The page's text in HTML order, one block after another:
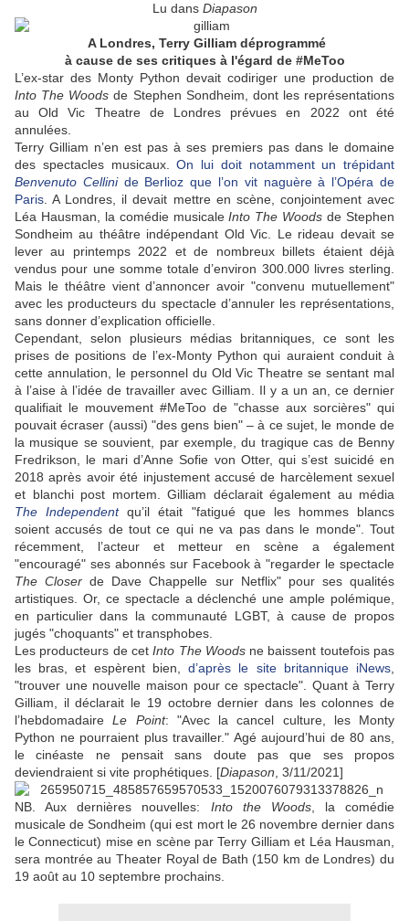
Lu dans Diapason
A Londres, Terry Gilliam déprogrammé
à cause de ses critiques à l'égard de #MeToo
L’ex-star des Monty Python devait codiriger une production de
Into The Woods de Stephen Sondheim, dont les représentations
au Old Vic Theatre de Londres prévues en 2022 ont été
annulées.
Terry Gilliam n’en est pas à ses premiers pas dans le domaine
des spectacles musicaux.On lui doit notamment un trépidant
Benvenuto Cellinide Berlioz que l’on vit naguère à l’Opéra de
Paris . A Londres, il devait mettre en scène, conjointement avec
Léa Hausman, la comédie musicaleInto The Woods de Stephen
Sondheim au théâtre indépendant Old Vic. Le rideau devait se
lever au printemps 2022 et de nombreux billets étaient déjà
vendus pour une somme totale d’environ 300.000 livres sterling.
Mais le théâtre vient d’annoncer avoir "convenu mutuellement"
avec les producteurs du spectacle d’annuler les représentations,
sans donner d’explication officielle.
Cependant, selon plusieurs médias britanniques, ce sont les
prises de positions de l’ex-Monty Python qui auraient conduit à
cette annulation, le personnel du Old Vic Theatre se sentant mal
à l’aise à l’idée de travailler avec Gilliam. Il y a un an, ce dernier
qualifiait le mouvement #MeToo de "chasse aux sorcières" qui
pouvait écraser (aussi) "des gens bien" – à ce sujet, le monde de
la musique se souvient, par exemple, du tragique cas de Benny
Fredrikson, le mari d’Anne Sofie von Otter, qui s’est suicidé en
2018 après avoir été injustement accusé de harcèlement sexuel
et blanchi post mortem. Gilliam déclarait également au média
The Independentqu’il était "fatigué que les hommes blancs
soient accusés de tout ce qui ne va pas dans le monde". Tout
récemment, l’acteur et metteur en scène a également
"encouragé" ses abonnés sur Facebook à "regarder le spectacle
The Closer de Dave Chappelle sur Netflix" pour ses qualités
artistiques. Or, ce spectacle a déclenché une ample polémique,
en particulier dans la communauté LGBT, à cause de propos
jugés "choquants" et transphobes.
Les producteurs de cetInto The Woodsne baissent toutefois pas
les bras, et espèrent bien,d’après le site britannique iNews
"trouver une nouvelle maison pour ce spectacle". Quant à Terry
Gilliam, il déclarait le 19 octobre dernier dans les colonnes de
l’hebdomadaireLe Point: "Avec la cancel culture, les Monty
Python ne pourraient plus travailler." Agé aujourd’hui de 80 ans,
le cinéaste ne pensait sans doute pas que ses propos
deviendraient si vite prophétiques. [Diapason , 3/11/2021]
NB. Aux dernières nouvelles: Into the Woods, la comédie
musicale de Sondheim (qui est mort le 26 novembre dernier dans
le Connecticut) mise en scène par Terry Gilliam et Léa Hausman,
sera montrée au Theater Royal de Bath (150 km de Londres) du
19 août au 10 septembre prochains.